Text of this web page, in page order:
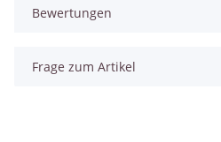
Bewertungen
Frage zum Artikel